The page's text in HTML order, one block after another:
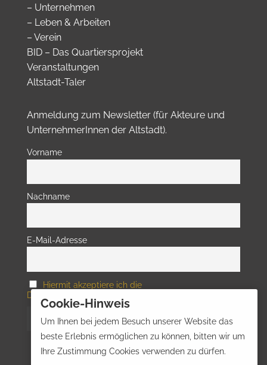
– Unternehmen
– Leben & Arbeiten
– Verein
BID – Das Quartiersprojekt
Veranstaltungen
Altstadt-Taler
Anmeldung zum Newsletter (für Akteure und
UnternehmerInnen der Altstadt).
Vorname
Nachname
E-Mail-Adresse
Hiermit akzeptiere ich die
Datenschutzbestimmungen
Cookie-Hinweis
Um Ihnen bei jedem Besuch unserer Website das
beste Erlebnis ermöglichen zu können, bitten wir um
Ihre Zustimmung Cookies verwenden zu dürfen.